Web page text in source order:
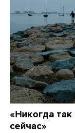
«Никогда
сейчас»